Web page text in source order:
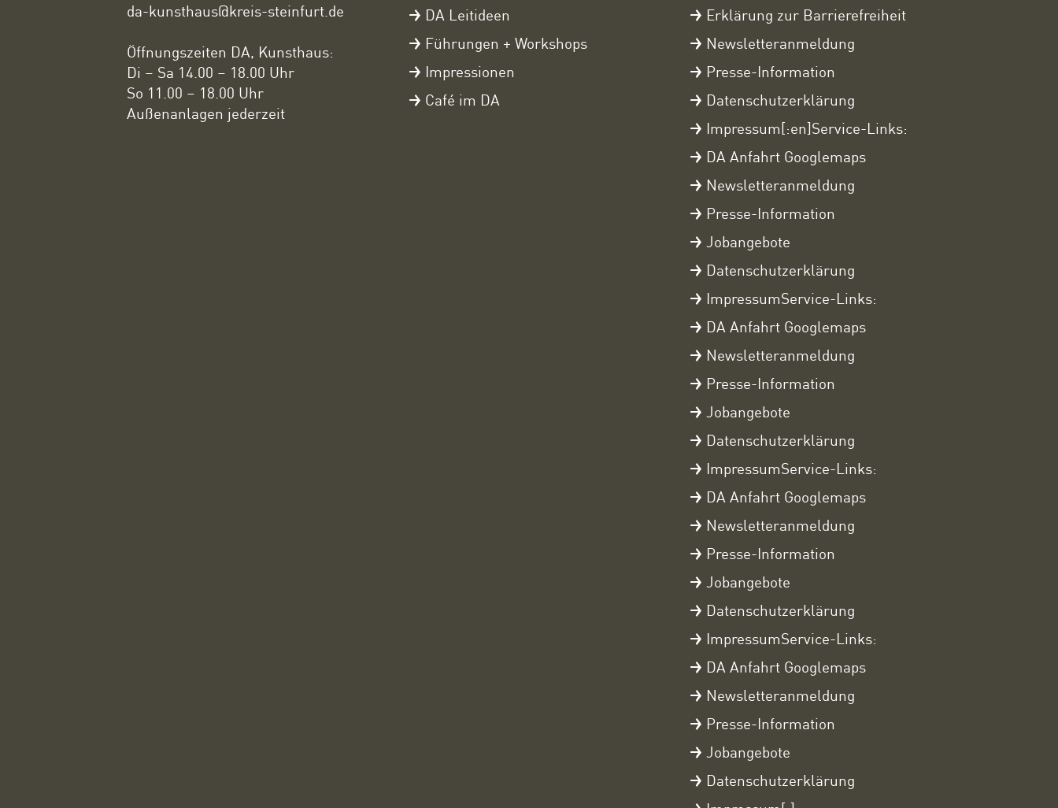
da-kunsthaus@kreis-steinfurt.de
Öffnungszeiten DA, Kunsthaus:
Di – Sa 14.00 – 18.00 Uhr
So 11.00 – 18.00 Uhr
Außenanlagen jederzeit
DA Leitideen
Führungen + Workshops
Impressionen
Café im DA
Erklärung zur Barrierefreiheit
Newsletteranmeldung
Presse-Information
Datenschutzerklärung
Impressum[:en]Service-Links:
DA Anfahrt Googlemaps
Newsletteranmeldung
Presse-Information
Jobangebote
Datenschutzerklärung
ImpressumService-Links:
DA Anfahrt Googlemaps
Newsletteranmeldung
Presse-Information
Jobangebote
Datenschutzerklärung
ImpressumService-Links:
DA Anfahrt Googlemaps
Newsletteranmeldung
Presse-Information
Jobangebote
Datenschutzerklärung
ImpressumService-Links:
DA Anfahrt Googlemaps
Newsletteranmeldung
Presse-Information
Jobangebote
Datenschutzerklärung